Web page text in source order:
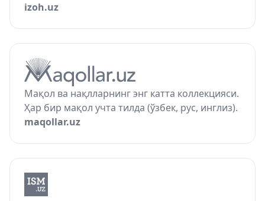
izoh.uz
Мақол ва нақлларнинг энг катта коллекцияси.
Ҳар бир мақол учта тилда (ўзбек, рус, инглиз).
maqollar.uz